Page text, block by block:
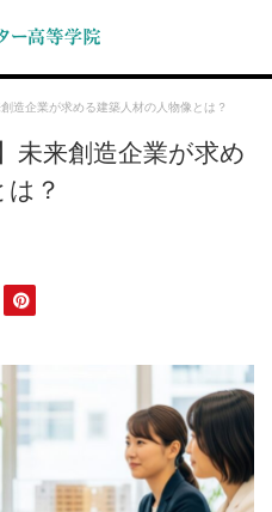
造企業が求める建築人材の人物像とは？
未来創造企業が求め
？